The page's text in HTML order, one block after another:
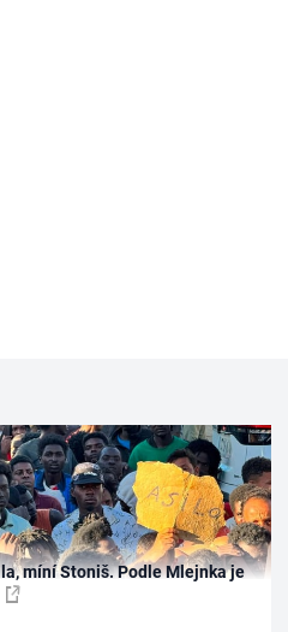
míní Stoniš. Podle Mlejnka je